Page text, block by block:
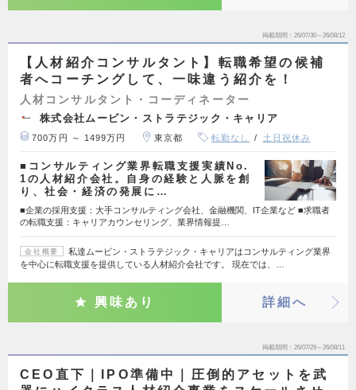
掲載期間 26/07/30～26/08/12
【人材紹介コンサルタント】転職希望の候補
者へコーチングして、一味違う紹介を！
人材コンサルタント・コーディネーター
株式会社ムービン・ストラテジック・キャリア
700万円 ～ 1499万円 東京都 転勤なし 土日祝休み
■コンサルティング業界転職支援実績No.
1の人材紹介会社。自身の経験と人脈を創
り、社会・経済の発展に…
■企業の採用支援：大手コンサルティング会社、金融機関、IT企業など ■求職者
の転職支援：キャリアカウンセリング、業界情報提…
会社概要
私達ムービン・ストラテジック・キャリアはコンサルティング業界
を中心に転職支援を提供している人材紹介会社です。 現在では、…
興味あり 詳細へ
掲載期間 26/07/29～26/08/11
CEO直下｜IPO準備中｜圧倒的アセットを武